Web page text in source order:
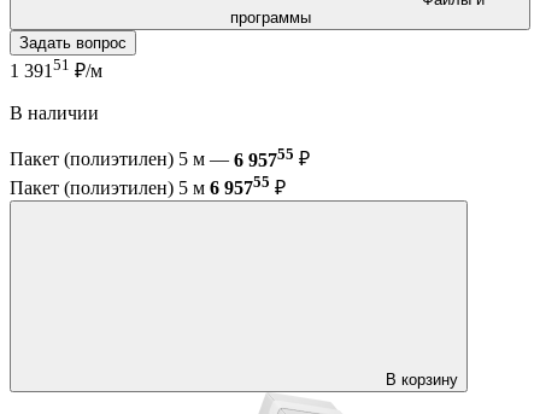
программы
Задать вопрос
1 391 51 ₽/м
В наличии
Пакет (полиэтилен) 5 м — 6 95755 ₽
Пакет (полиэтилен) 5 м 6 95755 ₽
В корзину